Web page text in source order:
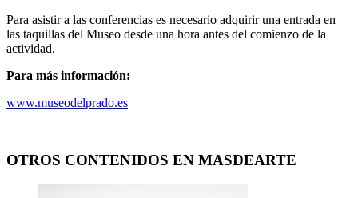
Para asistir a las conferencias es necesario adquirir una entrada en
las taquillas del Museo desde una hora antes del comienzo de la
actividad.
Para más información:
www.museodelprado.es
OTROS CONTENIDOS EN MASDEARTE